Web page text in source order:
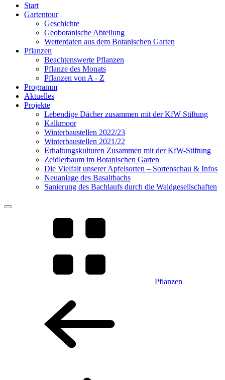
Start
Gartentour
Geschichte
Geobotanische Abteilung
Wetterdaten aus dem Botanischen Garten
Pflanzen
Beachtenswerte Pflanzen
Pflanze des Monats
Pflanzen von A - Z
Programm
Aktuelles
Projekte
Lebendige Dächer zusammen mit der KfW Stiftung
Kalkmoor
Winterbaustellen 2022/23
Winterbaustellen 2021/22
Erhaltungskulturen Zusammen mit der KfW-Stiftung
Zeidlerbaum im Botanischen Garten
Die Vielfalt unserer Apfelsorten – Sortenschau & Infos
Neuanlage des Basaltbachs
Sanierung des Bachlaufs durch die Waldgesellschaften
Pflanzen